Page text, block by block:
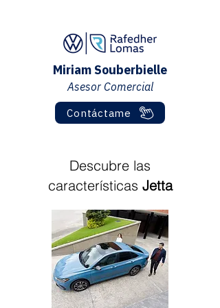
Miriam Souberbielle
Asesor Comercial
Contáctame
Descubre las
características Jetta